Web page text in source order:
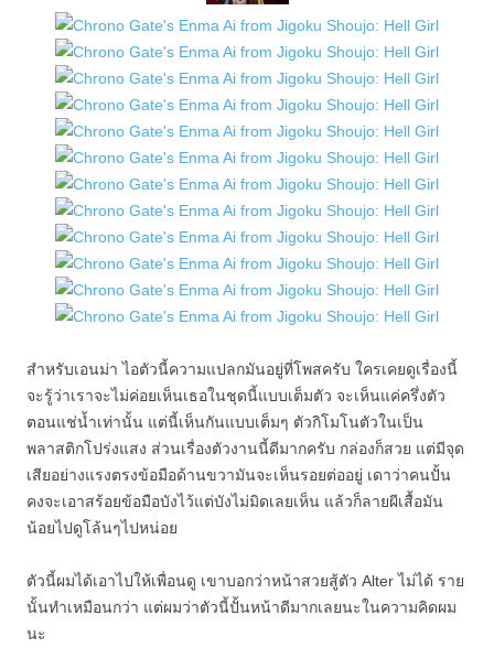
สำหรับเอนม่า ไอตัวนี้ความแปลกมันอยู่ที่โพสครับ ใครเคยดูเรื่องนี้
จะรู้ว่าเราจะไม่ค่อยเห็นเธอในชุดนี้แบบเต็มตัว จะเห็นแค่ครึ่งตัว
ตอนแช่น้ำเท่านั้น แต่นี้เห็นกันแบบเต็มๆ ตัวกิโมโนตัวในเป็น
พลาสติกโปร่งแสง ส่วนเรื่องตัวงานนี้ดีมากครับ กล่องก็สวย แต่มีจุด
เสียอย่างแรงตรงข้อมือด้านขวามันจะเห็นรอยต่ออยู่ เดาว่าคนปั้น
คงจะเอาสร้อยข้อมือบังไว้แต่บังไม่มิดเลยเห็น แล้วก็ลายผีเสื้อมัน
น้อยไปดูโล้นๆไปหน่อย
ตัวนี้ผมได้เอาไปให้เพื่อนดู เขาบอกว่าหน้าสวยสู้ตัว Alter ไม่ได้ ราย
นั้นทำเหมือนกว่า แต่ผมว่าตัวนี้ปั้นหน้าดีมากเลยนะในความคิดผม
นะ